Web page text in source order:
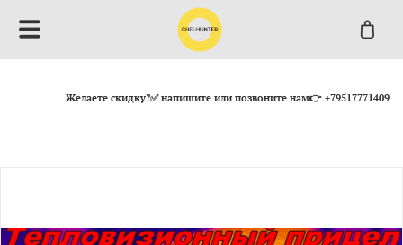
Желаете скидку?✅ напишите или позвоните нам👉 +79517771409